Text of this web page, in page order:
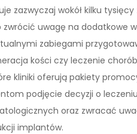
zazwyczaj wokół kilku
zwrócić uwagę na dodatkowe
zabiegami
kości czy leczenie
kliniki oferują pakiety
podjęcie decyzji o
oraz zwracać
implantów.